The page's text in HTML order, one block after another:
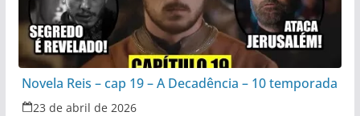
Novela Reis – cap 19 – A Decadência – 10 temporada
23 de abril de 2026